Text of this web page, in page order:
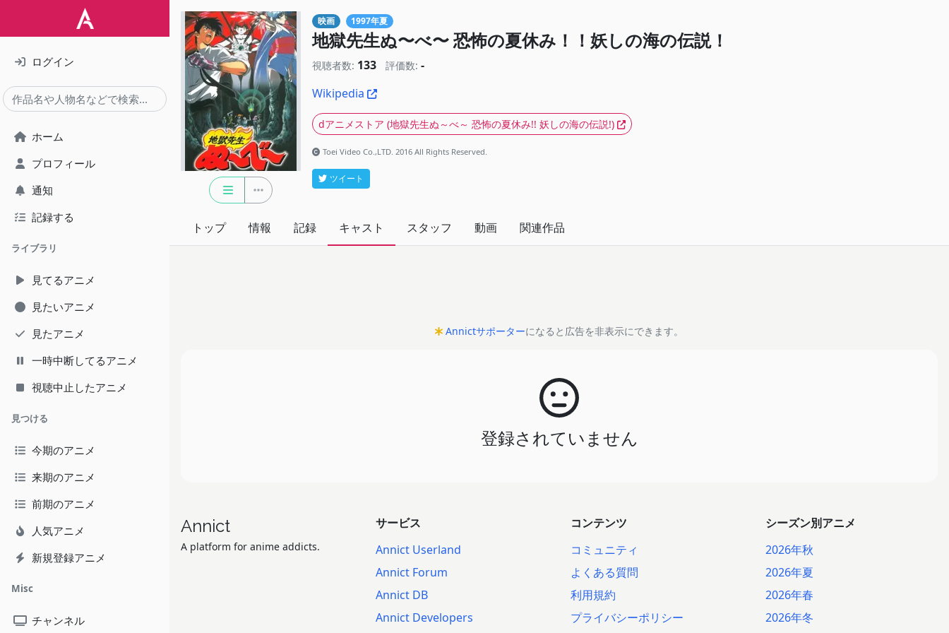
ログイン
ホーム
プロフィール
通知
記録する
ライブラリ
見てるアニメ
見たいアニメ
見たアニメ
一時中断してるアニメ
視聴中止したアニメ
見つける
今期のアニメ
来期のアニメ
前期のアニメ
人気アニメ
新規登録アニメ
Misc
チャンネル
映画 1997年夏
地獄先生ぬ〜べ〜 恐怖の夏休み！！妖しの海の伝説！
視聴者数: 133 評価数: -
Wikipedia
dアニメストア (地獄先生ぬ～べ～ 恐怖の夏休み!! 妖しの海の伝説!)
Toei Video Co.,LTD. 2016 All Rights Reserved.
ツイート
トップ 情報 記録 キャスト スタッフ 動画 関連作品
Annictサポーターになると広告を非表示にできます。
登録されていません
Annict
A platform for anime addicts.
サービス
Annict Userland
Annict Forum
Annict DB
Annict Developers
コンテンツ
コミュニティ
よくある質問
利用規約
プライバシーポリシー
シーズン別アニメ
2026年秋
2026年夏
2026年春
2026年冬